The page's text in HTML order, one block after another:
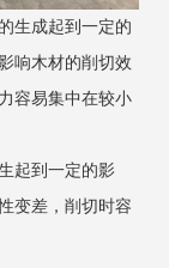
生成起到一定的
响木材的削切效
容易集中在较小
起到一定的影
变差，削切时容